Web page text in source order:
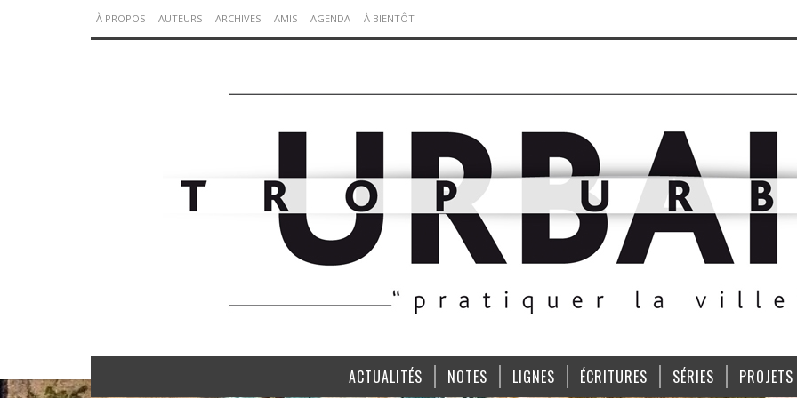
À PROPOS AUTEURS ARCHIVES AMIS AGENDA À BIENTÔT
ACTUALITÉS NOTES LIGNES ÉCRITURES SÉRIES PROJETS